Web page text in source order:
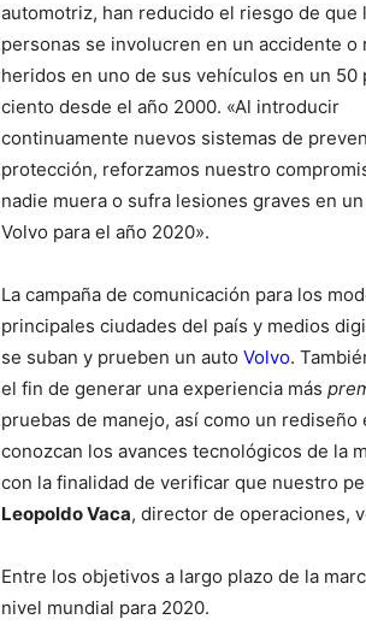
automotriz, han reducido el riesgo de que
personas se involucren en un accidente o
heridos en uno de sus vehículos en un 50
ciento desde el año 2000. «Al introducir
continuamente nuevos sistemas de
protección, reforzamos nuestro
nadie muera o sufra lesiones graves en
Volvo para el año 2020».
La campaña de comunicación para los
principales ciudades del país y medios
se suban y prueben un auto Volvo.
el fin de generar una experiencia más
pruebas de manejo, así como un
conozcan los avances tecnológicos de la
con la finalidad de verificar que nuestro
Leopoldo Vaca, director de operaciones,
Entre los objetivos a largo plazo de la
nivel mundial para 2020.